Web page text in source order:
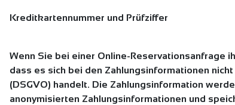
Kreditkartennummer und Prüfziffer
Wenn Sie bei einer Online-Reservationsanfrage
dass es sich bei den Zahlungsinformationen
(DSGVO) handelt. Die Zahlungsinformation
anonymisierten Zahlungsinformationen und